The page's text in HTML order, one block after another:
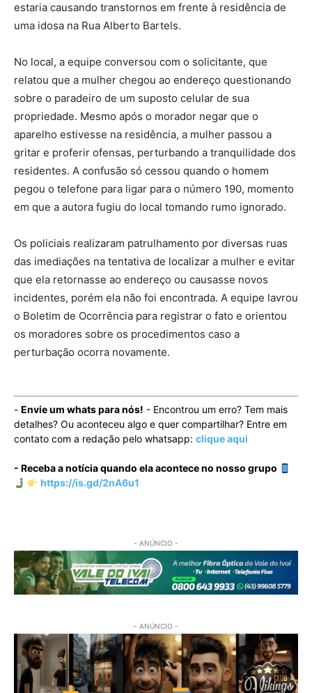
estaria causando transtornos em frente à residência de
uma idosa na Rua Alberto Bartels.
No local, a equipe conversou com o solicitante, que
relatou que a mulher chegou ao endereço questionando
sobre o paradeiro de um suposto celular de sua
propriedade. Mesmo após o morador negar que o
aparelho estivesse na residência, a mulher passou a
gritar e proferir ofensas, perturbando a tranquilidade dos
residentes. A confusão só cessou quando o homem
pegou o telefone para ligar para o número 190, momento
em que a autora fugiu do local tomando rumo ignorado.
Os policiais realizaram patrulhamento por diversas ruas
das imediações na tentativa de localizar a mulher e evitar
que ela retornasse ao endereço ou causasse novos
incidentes, porém ela não foi encontrada. A equipe lavrou
o Boletim de Ocorrência para registrar o fato e orientou
os moradores sobre os procedimentos caso a
perturbação ocorra novamente.
- Envie um whats para nós! - Encontrou um erro? Tem mais
detalhes? Ou aconteceu algo e quer compartilhar? Entre em
contato com a redação pelo whatsapp: clique aqui
- Receba a notícia quando ela acontece no nosso grupo
https://is.gd/2nA6u1
- ANÚNCIO -
- ANÚNCIO -